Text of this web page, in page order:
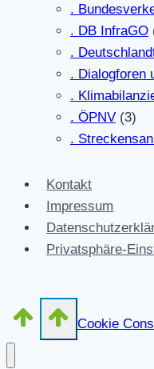
.
. DB InfraGO
.
. Dialogforen
.
. ÖPNV (3)
.
Kontakt
Impressum
Privatsphäre-
Cookie